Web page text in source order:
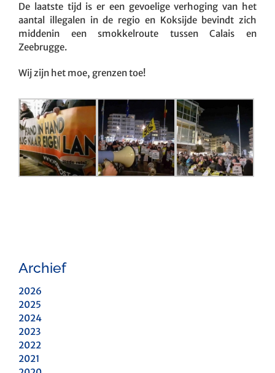
De laatste tijd is er een gevoelige verhoging van het
aantal illegalen in de regio en Koksijde bevindt zich
middenin een smokkelroute tussen Calais en
Zeebrugge.
Wij zijn het moe, grenzen toe!
Archief
2026
2025
2024
2023
2022
2021